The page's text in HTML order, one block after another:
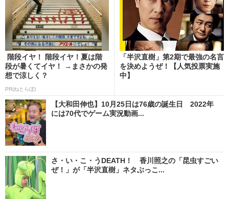
階段イヤ！ 階段イヤ！夏は階
段が暑くてイヤ！ →まさかの発
想で涼しく？
PR(ねとらぼ)
「半沢直樹」第2期で最強の名言
を決めようぜ！【人気投票実施
中】
【大和田伸也】10月25日は76歳の誕生日 2022年
には70代でゲーム実況動画...
さ・い・こ・うDEATH！ 香川照之の「昆虫すごい
ぜ！」が「半沢直樹」ネタぶっこ...